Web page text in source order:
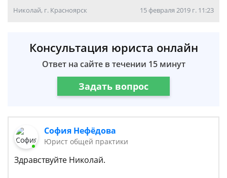
Николай, г. Красноярск 15 февраля 2019 г. 11:23
Консультация юриста онлайн
Ответ на сайте в течении 15 минут
Задать вопрос
София Нефёдова
Юрист общей практики
Здравствуйте Николай.